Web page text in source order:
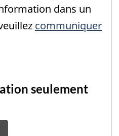
dans un
communiquer
seulement